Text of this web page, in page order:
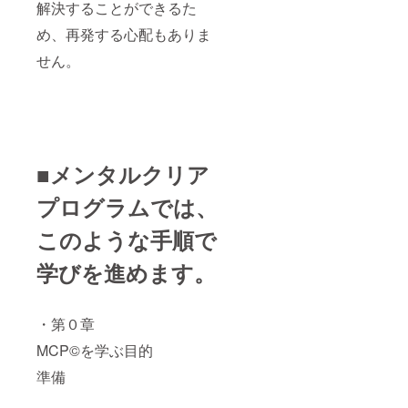
解決することができるた
め、再発する心配もありま
せん。
■メンタルクリア
プログラムでは、
このような手順で
学びを進めます。
・第０章
MCP©を学ぶ目的
準備